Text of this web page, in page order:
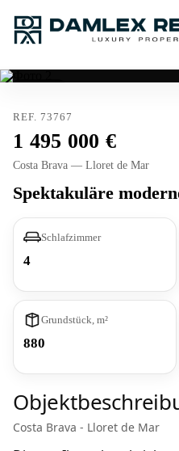
REF. 73767
1 495 000
Costa Brava — Lloret de Mar
Spektakuläre
Schlafzimmer
4
Grundstück, m²
880
Costa Brava - Lloret de Mar